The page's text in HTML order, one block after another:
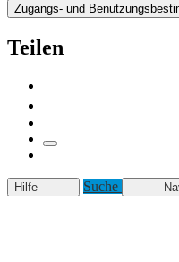
Zugangs- und
Teilen
Hilfe Suche